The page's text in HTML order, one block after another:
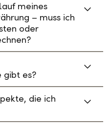
meines
– muss ich
oder
gibt es?
die ich